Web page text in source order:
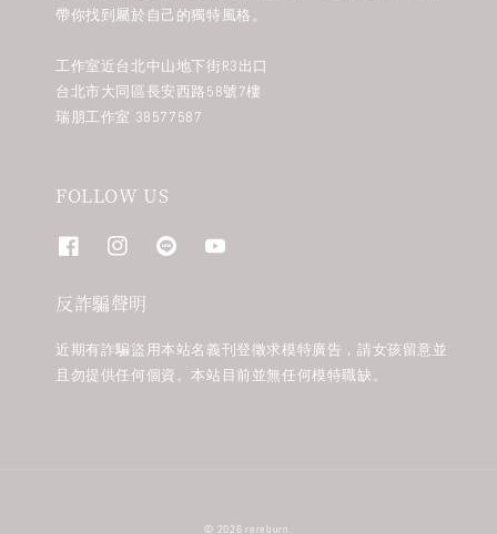
帶你找到屬於自己的獨特風格。
工作室近台北中山地下街R3出口
台北市大同區長安西路58號7樓
瑞朋工作室 38577587
FOLLOW US
反詐騙聲明
近期有詐騙盜用本站名義刊登徵求模特廣告，請女孩留意並
且勿提供任何個資。本站目前並無任何模特職缺。
© 2026 rereburn.